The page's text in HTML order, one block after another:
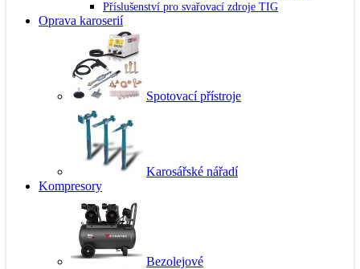
Příslušenství pro svařovací zdroje TIG
Oprava karoserií
Spotovací přístroje
Karosářské nářadí
Kompresory
Bezolejové